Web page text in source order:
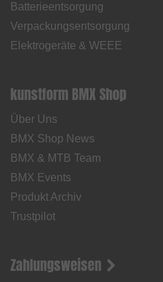
Batterieentsorgung
Verpackungsentsorgung
Elektrogeräte & WEEE
kunstform BMX Shop
Über Uns
BMX Shop News
BMX & MTB Team
BMX Events
Produkt Archiv
Trustpilot
Zahlungsweisen